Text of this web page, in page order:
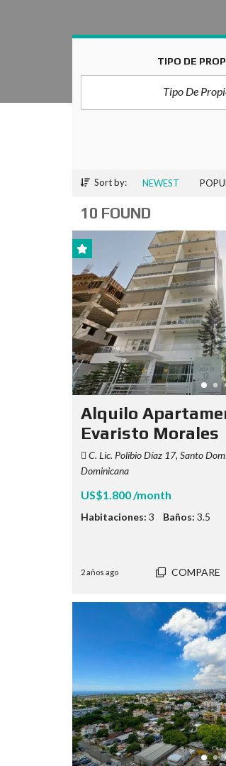
TIPO DE
Tipo De
Sort by: NEWEST
10 FOUND
Alquilo
Evaristo Morales
C. Lic. Polibio Díaz 17, Santo
Dominicana
US$1.800 /month
Habitaciones: 3 Baños: 3.5
2 años ago COMPARE